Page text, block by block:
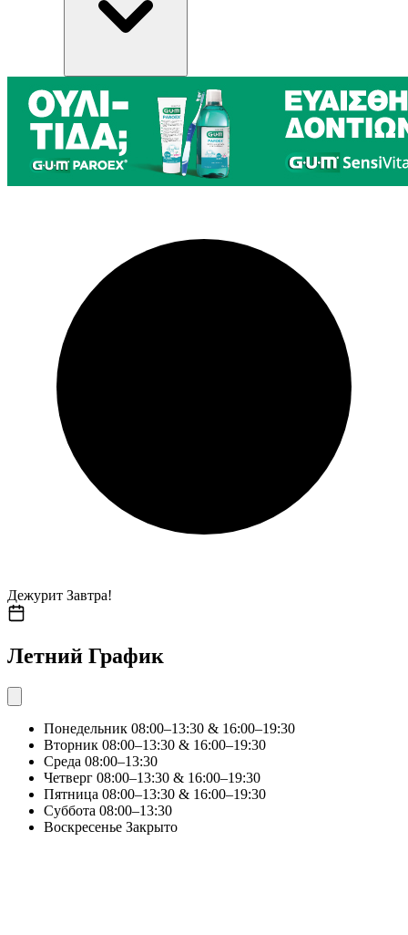
Дежурит Завтра!
Летний График
Понедельник 08:00–13:30 & 16:00–19:30
Вторник 08:00–13:30 & 16:00–19:30
Среда 08:00–13:30
Четверг 08:00–13:30 & 16:00–19:30
Пятница 08:00–13:30 & 16:00–19:30
Суббота 08:00–13:30
Воскресенье Закрыто